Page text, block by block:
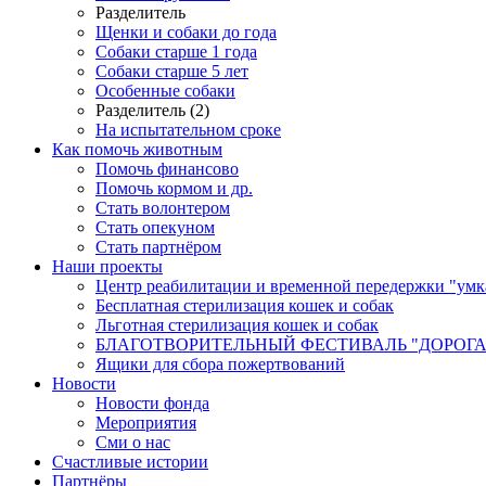
Разделитель
Щенки и собаки до года
Собаки старше 1 года
Собаки старше 5 лет
Особенные собаки
Разделитель (2)
На испытательном сроке
Как помочь животным
Помочь финансово
Помочь кормом и др.
Стать волонтером
Стать опекуном
Стать партнёром
Наши проекты
Центр реабилитации и временной передержки
Бесплатная стерилизация кошек и собак
Льготная стерилизация кошек и собак
БЛАГОТВОРИТЕЛЬНЫЙ ФЕСТИВАЛЬ
Ящики для сбора пожертвований
Новости
Новости фонда
Мероприятия
Сми о нас
Счастливые истории
Партнёры